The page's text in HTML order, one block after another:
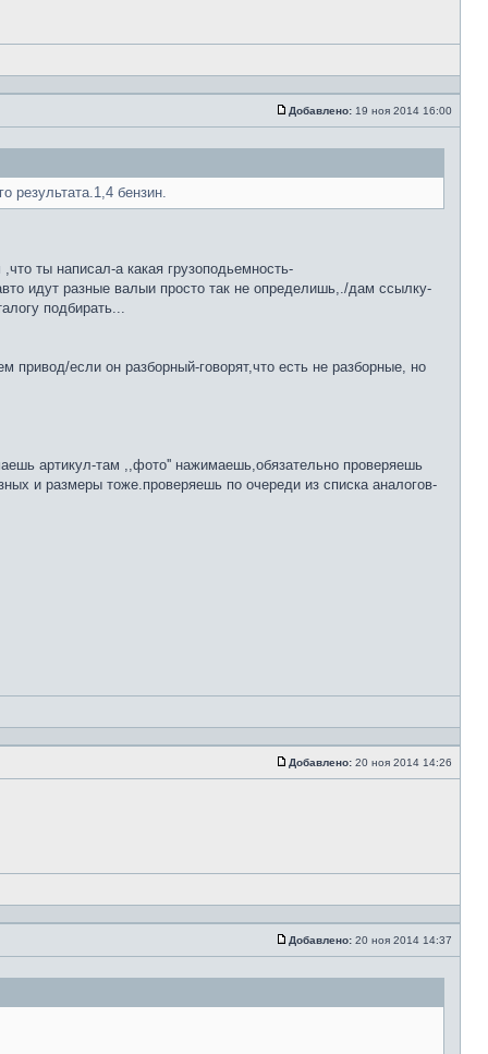
Добавлено: 19 ноя 2014 16:00
результата.1,4 бензин.
ты написал-а какая грузоподьемность-
идут разные валыи просто так не определишь,./дам ссылку-
подбирать...
если он разборный-говорят,что есть не разборные, но
артикул-там ,,фото'' нажимаешь,обязательно проверяешь
и размеры тоже.проверяешь по очереди из списка аналогов-
Добавлено: 20 ноя 2014 14:26
Добавлено: 20 ноя 2014 14:37